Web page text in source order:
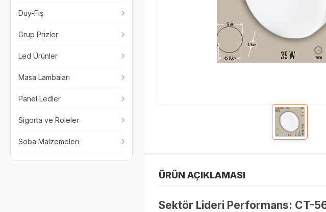
Duy-Fiş
Grup Prizler
Led Ürünler
Masa Lambaları
Panel Ledler
Sigorta ve Roleler
Soba Malzemeleri
ÜRÜN AÇIKLAMASI
Sektör Lideri Performans: CT-